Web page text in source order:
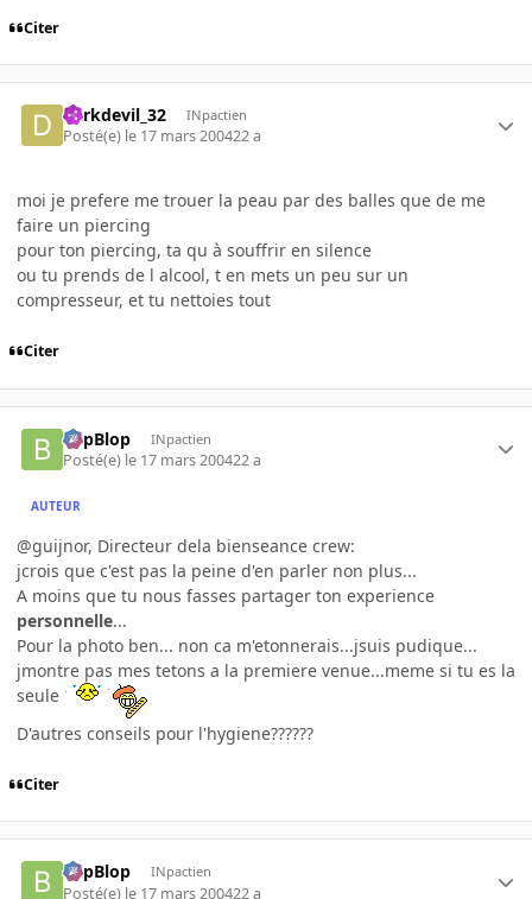
Citer
darkdevil_32 INpactien
Posté(e) le 17 mars 200422 a
moi je prefere me trouer la peau par des balles que de me
faire un piercing
pour ton piercing, ta qu à souffrir en silence
ou tu prends de l alcool, t en mets un peu sur un
compresseur, et tu nettoies tout
Citer
BlipBlop INpactien
Posté(e) le 17 mars 200422 a
AUTEUR
@guijnor, Directeur dela bienseance crew:
jcrois que c'est pas la peine d'en parler non plus...
A moins que tu nous fasses partager ton experience
personnelle...
Pour la photo ben... non ca m'etonnerais...jsuis pudique...
jmontre pas mes tetons a la premiere venue...meme si tu es la
seule
D'autres conseils pour l'hygiene??????
Citer
BlipBlop INpactien
Posté(e) le 17 mars 200422 a